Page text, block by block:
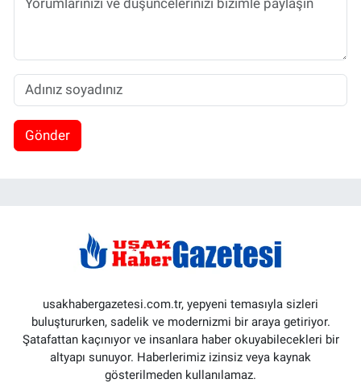
Gönder
usakhabergazetesi.com.tr, yepyeni temasıyla sizleri
buluştururken, sadelik ve modernizmi bir araya getiriyor.
Şatafattan kaçınıyor ve insanlara haber okuyabilecekleri bir
altyapı sunuyor. Haberlerimiz izinsiz veya kaynak
gösterilmeden kullanılamaz.